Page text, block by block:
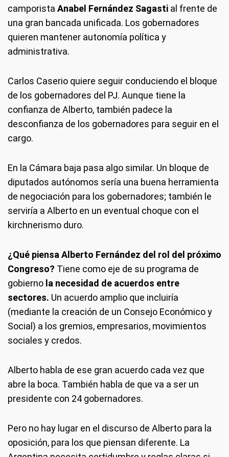
camporista Anabel Fernández Sagasti al frente de
una gran bancada unificada. Los gobernadores
quieren mantener autonomía política y
administrativa.
Carlos Caserio quiere seguir conduciendo el bloque
de los gobernadores del PJ. Aunque tiene la
confianza de Alberto, también padece la
desconfianza de los gobernadores para seguir en el
cargo.
En la Cámara baja pasa algo similar. Un bloque de
diputados autónomos sería una buena herramienta
de negociación para los gobernadores; también le
serviría a Alberto en un eventual choque con el
kirchnerismo duro.
¿Qué piensa Alberto Fernández del rol del próximo
Congreso? Tiene como eje de su programa de
gobierno la necesidad de acuerdos entre
sectores. Un acuerdo amplio que incluiría
(mediante la creación de un Consejo Económico y
Social) a los gremios, empresarios, movimientos
sociales y credos.
Alberto habla de ese gran acuerdo cada vez que
abre la boca. También habla de que va a ser un
presidente con 24 gobernadores.
Pero no hay lugar en el discurso de Alberto para la
oposición, para los que piensan diferente. La